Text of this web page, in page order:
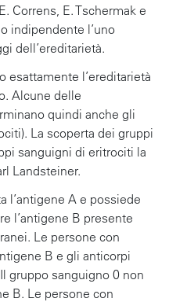
Correns, E. Tschermak e
indipendente l’uno
dell’ereditarietà.
esattamente l’ereditarietà
Alcune delle
quindi anche gli
La scoperta dei gruppi
sanguigni di eritrociti la
Landsteiner.
l’antigene A e possiede
l’antigene B presente
Le persone con
B e gli anticorpi
gruppo sanguigno 0 non
B. Le persone con